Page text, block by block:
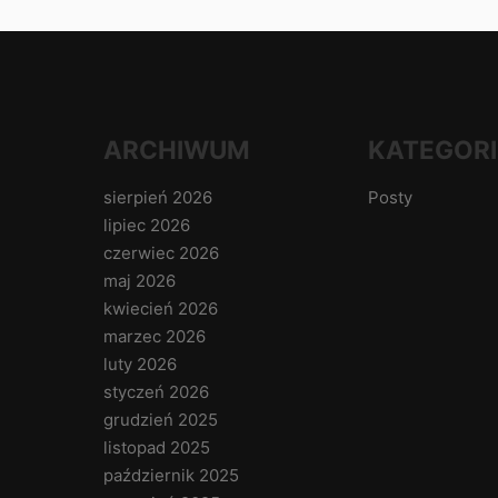
ARCHIWUM
sierpień 2026
lipiec 2026
czerwiec 2026
maj 2026
kwiecień 2026
marzec 2026
luty 2026
styczeń 2026
grudzień 2025
listopad 2025
październik 2025
Posty